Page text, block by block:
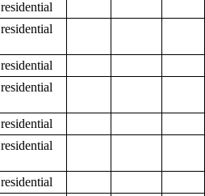
residential
residential
residential
residential
residential
residential
residential